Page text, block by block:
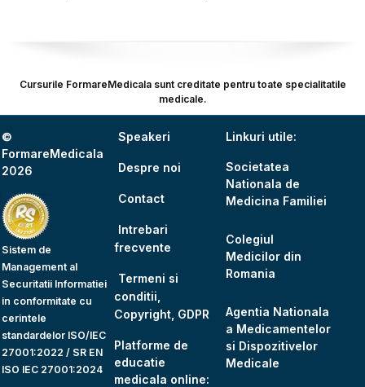
Cursurile FormareMedicala sunt creditate pentru toate specialitatile
medicale.
©
FormareMedicala
2026
Sistem de
Management al
Securitatii Informatiei
in conformitate cu
cerintele
standardelor ISO/IEC
27001:2022 / SR EN
ISO IEC 27001:2024
Speakeri
Despre noi
Contact
Intrebari
frecvente
Termeni si
conditii,
Copyright, GDPR
Platforme de
educatie
medicala online:
Linkuri utile:
Societatea
Nationala de
Medicina Familiei
Colegiul
Medicilor din
Romania
Agentia Nationala
a Medicamentelor
si Dispozitivelor
Medicale